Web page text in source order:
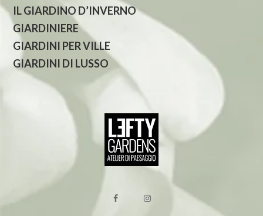
IL GIARDINO D’INVERNO
GIARDINIERE
GIARDINI PER VILLE
GIARDINI DI LUSSO